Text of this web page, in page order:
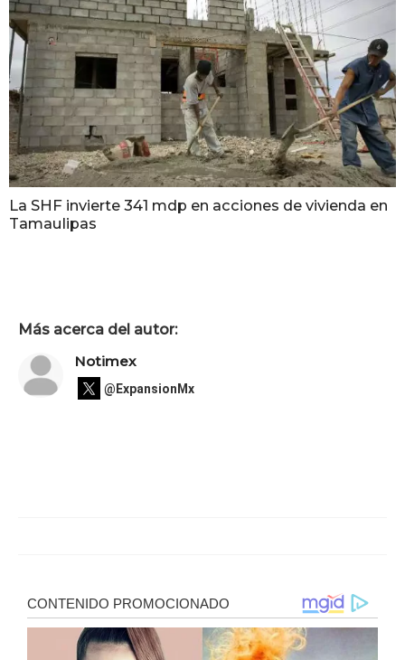
La SHF invierte 341 mdp en acciones de vivienda en
Tamaulipas
Más acerca del autor:
Notimex
@ExpansionMx